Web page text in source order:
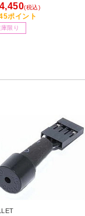
(税込)
ポイント
庫限り